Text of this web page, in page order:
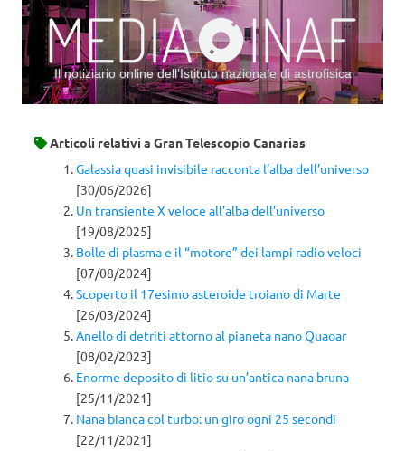
Il notiziario online dell’Istituto nazionale di astrofisica
Articoli relativi a Gran Telescopio Canarias
Galassia quasi invisibile racconta l’alba dell’universo
[30/06/2026]
Un transiente X veloce all’alba dell’universo
[19/08/2025]
Bolle di plasma e il “motore” dei lampi radio veloci
[07/08/2024]
Scoperto il 17esimo asteroide troiano di Marte
[26/03/2024]
Anello di detriti attorno al pianeta nano Quaoar
[08/02/2023]
Enorme deposito di litio su un’antica nana bruna
[25/11/2021]
Nana bianca col turbo: un giro ogni 25 secondi
[22/11/2021]